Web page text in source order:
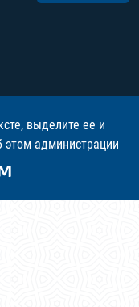
выделите ее и
администрации